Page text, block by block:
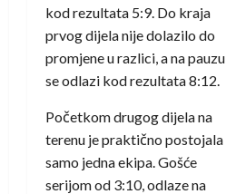
kod rezultata 5:9. Do kraja
prvog dijela nije dolazilo do
promjene u razlici, a na pauzu
se odlazi kod rezultata 8:12.
Početkom drugog dijela na
terenu je praktično postojala
samo jedna ekipa. Gošće
serijom od 3:10, odlaze na